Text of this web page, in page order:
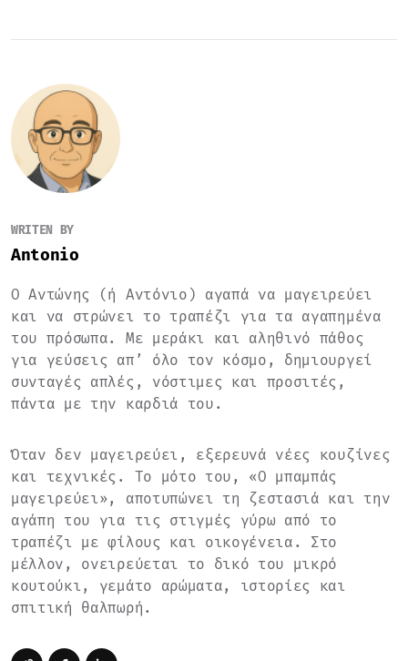
WRITEN BY
Antonio
Ο Αντώνης (ή Αντόνιο) αγαπά να μαγειρεύει
και να στρώνει το τραπέζι για τα αγαπημένα
του πρόσωπα. Με μεράκι και αληθινό πάθος
για γεύσεις απ’ όλο τον κόσμο, δημιουργεί
συνταγές απλές, νόστιμες και προσιτές,
πάντα με την καρδιά του.
Όταν δεν μαγειρεύει, εξερευνά νέες κουζίνες
και τεχνικές. Το μότο του, «Ο μπαμπάς
μαγειρεύει», αποτυπώνει τη ζεστασιά και την
αγάπη του για τις στιγμές γύρω από το
τραπέζι με φίλους και οικογένεια. Στο
μέλλον, ονειρεύεται το δικό του μικρό
κουτούκι, γεμάτο αρώματα, ιστορίες και
σπιτική θαλπωρή.